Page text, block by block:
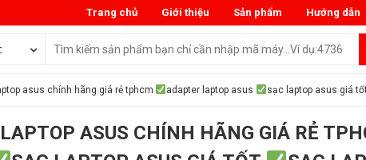
Hướng dẫn
Sản phẩm
Giới thiệu
Trang chủ
asus chính hãng giá rẻ tphcm adapter laptop asus sạc laptop asus giá
ASUS CHÍNH HÃNG GIÁ RẺ